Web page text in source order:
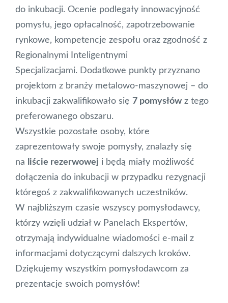
do inkubacji. Ocenie podlegały innowacyjność
pomysłu, jego opłacalność, zapotrzebowanie
rynkowe, kompetencje zespołu oraz zgodność z
Regionalnymi Inteligentnymi
Specjalizacjami. Dodatkowe punkty przyznano
projektom z branży metalowo-maszynowej – do
inkubacji zakwalifikowało się 7 pomysłów z tego
preferowanego obszaru.
Wszystkie pozostałe osoby, które
zaprezentowały swoje pomysły, znalazły się
na
liście rezerwowej i będą miały możliwość
dołączenia do inkubacji w przypadku rezygnacji
któregoś z zakwalifikowanych uczestników.
W najbliższym czasie wszyscy pomysłodawcy,
którzy wzięli udział w Panelach Ekspertów,
otrzymają indywidualne wiadomości e-mail z
informacjami dotyczącymi dalszych kroków.
Dziękujemy wszystkim pomysłodawcom za
prezentacje swoich pomysłów!